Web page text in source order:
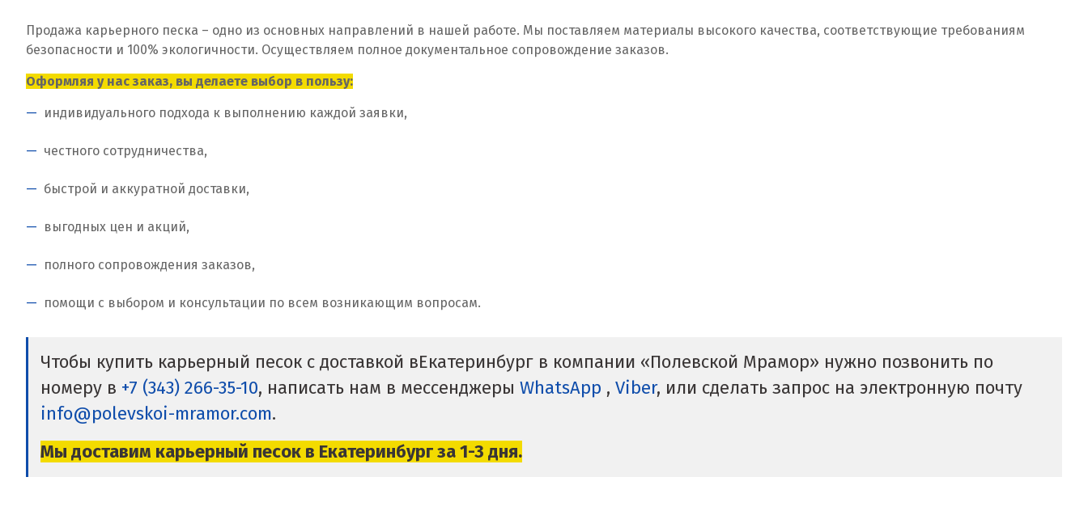
Продажа карьерного песка – одно из основных направлений в нашей работе. Мы поставляем материалы высокого качества, соответствующие требованиям
безопасности и 100% экологичности. Осуществляем полное документальное сопровождение заказов.
Оформляя у нас заказ, вы делаете выбор в пользу:
индивидуального подхода к выполнению каждой заявки,
честного сотрудничества,
быстрой и аккуратной доставки,
выгодных цен и акций,
полного сопровождения заказов,
помощи с выбором и консультации по всем возникающим вопросам.
Чтобы купить карьерный песок с доставкой вЕкатеринбург в компании «Полевской Мрамор» нужно позвонить по
номеру в +7 (343) 266-35-10, написать нам в мессенджеры WhatsApp , Viber, или сделать запрос на электронную почту
info@polevskoi-mramor.com.
Мы доставим карьерный песок в Екатеринбургза 1-3 дня.